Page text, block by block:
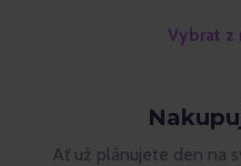
Vybrat z
Ať už plánujete den na